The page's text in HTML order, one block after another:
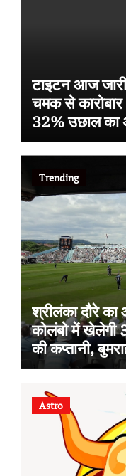
टाइटन आज
चमक से
32% उछाल का
Trending
श्रीलंका दौरे
कोलंबो में खेलेगी
की कप्तानी,
वापसी
Astro